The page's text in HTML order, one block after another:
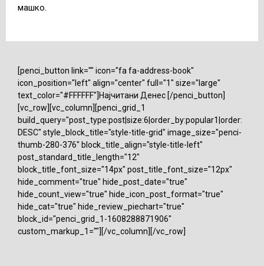
машко.
[penci_button link="" icon="fa fa-address-book"
icon_position="left" align="center" full="1" size="large"
text_color="#FFFFFF"]Најчитани Денес [/penci_button]
[vc_row][vc_column][penci_grid_1
build_query="post_type:post|size:6|order_by:popular1|order:
DESC" style_block_title="style-title-grid" image_size="penci-
thumb-280-376" block_title_align="style-title-left"
post_standard_title_length="12"
block_title_font_size="14px" post_title_font_size="12px"
hide_comment="true" hide_post_date="true"
hide_count_view="true" hide_icon_post_format="true"
hide_cat="true" hide_review_piechart="true"
block_id="penci_grid_1-1608288871906"
custom_markup_1=""][/vc_column][/vc_row]